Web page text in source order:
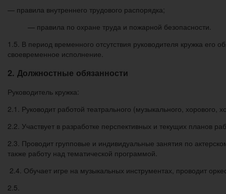
— правила внутреннего трудового распорядка;
— правила по охране труда и пожарной безопасности.
1.5. В период временного отсутствия руководителя кружка его
своевременное исполнение.
2. Должностные обязанности
Руководитель кружка:
2.1. Руководит работой театрального (музыкального, хорового,
2.2. Участвует в разработке перспективных и текущих планов
2.3. Проводит групповые и индивидуальные занятия по
также работу над тематической программой.
2.4. Обучает игре на музыкальных инструментах, проводит
2.5.